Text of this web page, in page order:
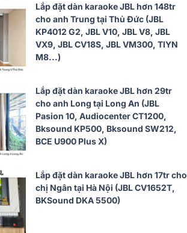
Lắp đặt dàn karaoke JBL hơn 148tr
cho anh Trung tại Thủ Đức (JBL
KP4012 G2, JBL V10, JBL V8, JBL
VX9, JBL CV18S, JBL VM300, TIYN
M8...)
Lắp đặt dàn karaoke JBL hơn 29tr
cho anh Long tại Long An (JBL
Pasion 10, Audiocenter CT1200,
Bksound KP500, Bksound SW212,
BCE U900 Plus X)
Lắp đặt dàn karaoke JBL hơn 17tr cho
chị Ngân tại Hà Nội (JBL CV1652T,
BKSound DKA 5500)